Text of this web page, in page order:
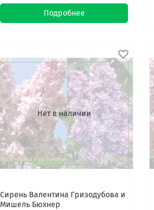
Подробнее
Нет в наличии
Сирень Валентина Гризодубова и
Мишель Бюхнер